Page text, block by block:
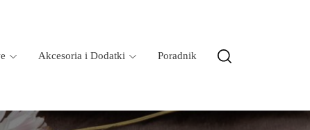
Akcesoria i Dodatki Poradnik